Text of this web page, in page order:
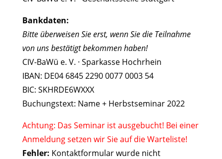
Bankdaten:
Bitte überweisen Sie erst, wenn Sie die Teilnahme
von uns bestätigt bekommen haben!
CIV-BaWü e. V. · Sparkasse Hochrhein
IBAN: DE04 6845 2290 0077 0003 54
BIC: SKHRDE6WXXX
Buchungstext: Name + Herbstseminar 2022
Achtung: Das Seminar ist ausgebucht! Bei einer
Anmeldung setzen wir Sie auf die Warteliste!
Fehler: Kontaktformular wurde nicht